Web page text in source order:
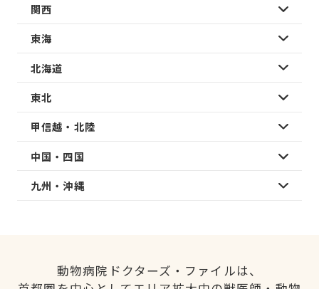
関西
東海
北海道
東北
甲信越・北陸
中国・四国
九州・沖縄
動物病院ドクターズ・ファイルは、